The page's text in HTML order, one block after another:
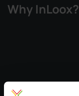
Why InLoox?